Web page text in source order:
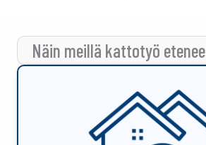
Näin meillä kattotyö etenee